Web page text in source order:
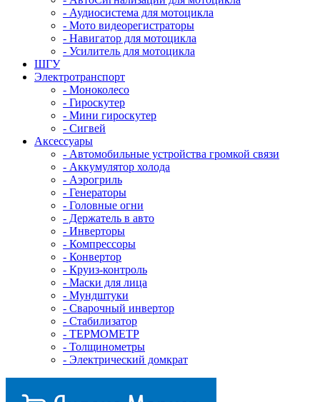
- Аудиосистема для мотоцикла
- Мото видеорегистраторы
- Навигатор для мотоцикла
- Усилитель для мотоцикла
ШГУ
Электротранспорт
- Mоноколесо
- Гироскутер
- Мини гироскутер
- Сигвей
Аксессуары
- Автомобильные устройства громкой связи
- Аккумулятор холода
- Аэрогриль
- Генераторы
- Головные огни
- Держатель в авто
- Инверторы
- Компрессоры
- Конвертор
- Круиз-контроль
- Маски для лица
- Мундштуки
- Сварочный инвертор
- Стабилизатор
- ТЕРМОМЕТР
- Толщинометры
- Электрический домкрат